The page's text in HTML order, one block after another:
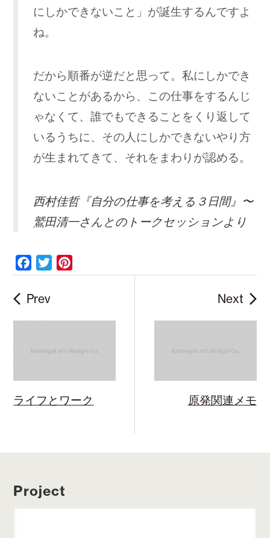
にしかできないこと」が誕生するんですよ
ね。
だから順番が逆だと思って。私にしかでき
ないことがあるから、この仕事をするんじ
ゃなくて、誰でもできることをくり返して
いるうちに、その人にしかできないやり方
が生まれてきて、それをまわりが認める。
西村佳哲『自分の仕事を考える３日間』〜
鷲田清一さんとのトークセッションより
a
c
w
i
Prev
ライフとワーク
Next
原発関連メモ
Project